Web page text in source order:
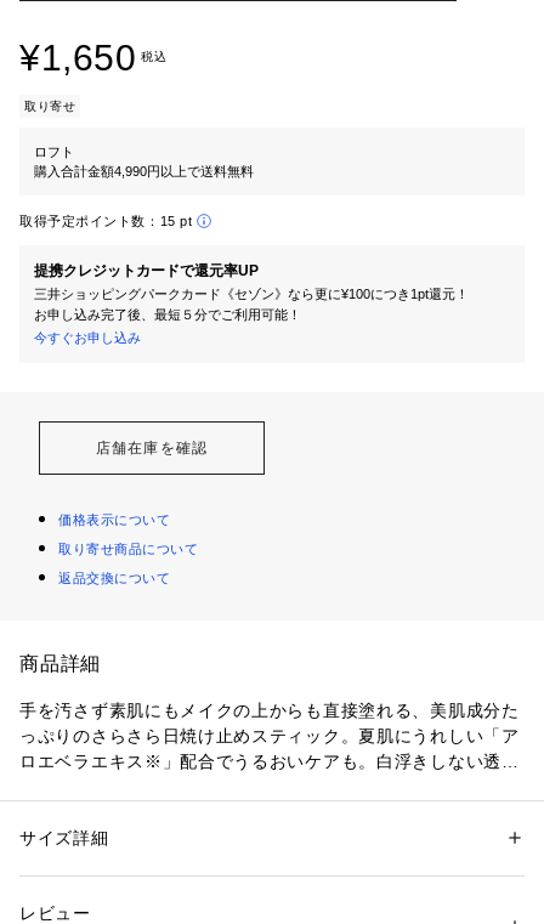
¥1,650 税込
取り寄せ
ロフト
購入合計金額4,990円以上で送料無料
取得予定ポイント数： 15 pt
提携クレジットカードで還元率UP
三井ショッピングパークカード《セゾン》なら更に¥100につき1pt還元！
お申し込み完了後、最短５分でご利用可能！
今すぐお申し込み
店舗在庫を確認
価格表示について
取り寄せ商品について
返品交換について
商品詳細
手を汚さず素肌にもメイクの上からも直接塗れる、美肌成分た
っぷりのさらさら日焼け止めスティック。夏肌にうれしい「ア
ロエベラエキス※」配合でうるおいケアも。白浮きしない透明
オフ。※アロエベラ葉エキス(保湿成分)
性別：レディース
用）
サイズ詳細
レビュー